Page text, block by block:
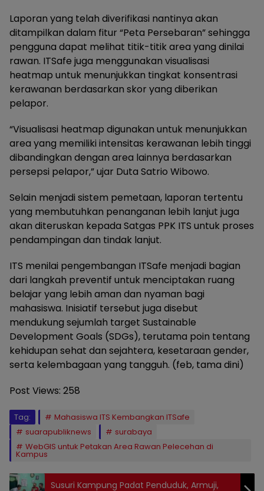
Laporan yang telah diverifikasi nantinya akan
ditampilkan dalam fitur “Peta Persebaran” sehingga
pengguna dapat melihat titik-titik area yang dinilai
rawan. ITSafe juga menggunakan visualisasi
heatmap untuk menunjukkan tingkat konsentrasi
kerawanan berdasarkan skor yang diberikan
pelapor.
“Visualisasi heatmap digunakan untuk menunjukkan
area yang memiliki intensitas kerawanan lebih tinggi
dibandingkan dengan area lainnya berdasarkan
persepsi pelapor,” ujar Duta Satrio Wibowo.
Selain menjadi sistem pemetaan, laporan tertentu
yang membutuhkan penanganan lebih lanjut juga
akan diteruskan kepada Satgas PPK ITS untuk proses
pendampingan dan tindak lanjut.
ITS menilai pengembangan ITSafe menjadi bagian
dari langkah preventif untuk menciptakan ruang
belajar yang lebih aman dan nyaman bagi
mahasiswa. Inisiatif tersebut juga disebut
mendukung sejumlah target Sustainable
Development Goals (SDGs), terutama poin tentang
kehidupan sehat dan sejahtera, kesetaraan gender,
serta kelembagaan yang tangguh. (feb, tama dini)
Post Views: 258
Tag:
Mahasiswa ITS Kembangkan ITSafe
suarapubliknews
surabaya
WebGIS untuk Petakan Area Rawan Pelecehan di
Kampus
Susuri Kampung Padat Penduduk, Armuji,